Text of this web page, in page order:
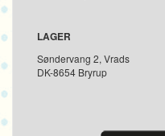
LAGER
Søndervang 2, Vrads
DK-8654 Bryrup